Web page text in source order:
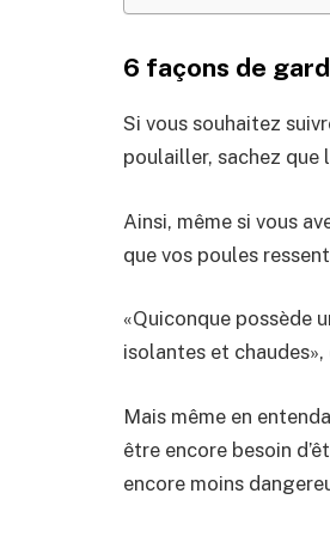
6 façons de
Si vous souhaitez
poulailler, sachez que
Ainsi, même si vous
que vos poules
«Quiconque possède
isolantes et
Mais même en
être encore besoin
encore moins